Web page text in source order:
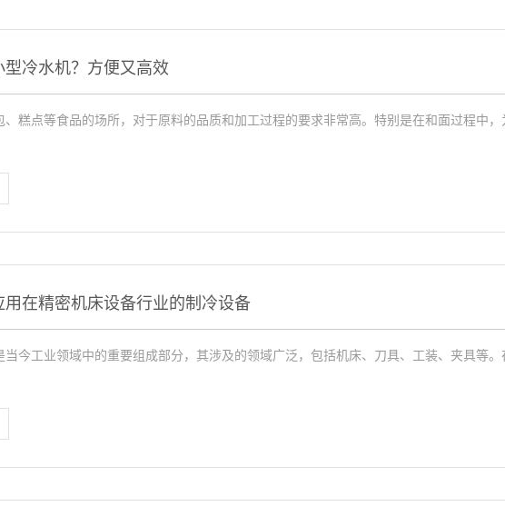
型冷水机？方便又高效
、糕点等食品的场所，对于原料的品质和加工过程的要求非常高。特别是在和面过程中
在精密机床设备行业的制冷设备
当今工业领域中的重要组成部分，其涉及的领域广泛，包括机床、刀具、工装、夹具等